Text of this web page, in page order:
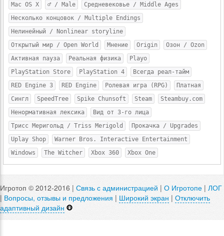
Mac OS X
♂ / Male
Средневековье / Middle Ages
Несколько концовок / Multiple Endings
Нелинейный / Nonlinear storyline
Открытый мир / Open World
Мнение Origin
Озон / Ozon
Активная пауза
Реальная физика
Playo
PlayStation Store
PlayStation 4
Всегда реал-тайм
RED Engine 3
RED Engine Ролевая игра (RPG)
Платная
Сингл
SpeedTree Spike Chunsoft Steam
Steambuy.com
Ненормативная лексика
Вид от 3-го лица
Трисс Меригольд / Triss Merigold
Прокачка / Upgrades
Uplay Shop
Warner Bros. Interactive Entertainment
Windows
The Witcher Xbox 360 Xbox One
Игротоп © 2012-2016 | Связь с администрацией | О Игротопе | ЛОГ
| Вопросы, отзывы и предложения | Широкий экран | Отключить
адаптивный дизайн